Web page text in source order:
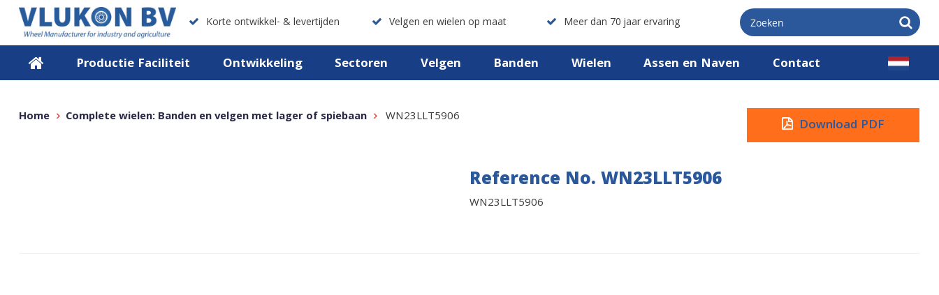
Korte ontwikkel- & levertijden Velgen en wielen op maat Meer dan 70 jaar ervaring
Productie Faciliteit Ontwikkeling Sectoren Velgen Banden Wielen Assen en Naven Contact
Home Complete wielen: Banden en velgen met lager of spiebaan WN23LLT5906 Download PDF
Reference No. WN23LLT5906
WN23LLT5906